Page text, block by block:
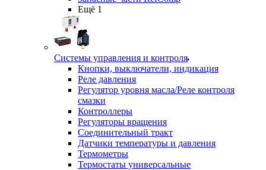
Ещё 1
Системы управления и контроля
Кнопки, выключатели, индикация
Реле давления
Регулятор уровня масла/Реле контроля
смазки
Контроллеры
Регуляторы вращения
Соединительный тракт
Датчики температуры и давления
Термометры
Термостаты универсальные